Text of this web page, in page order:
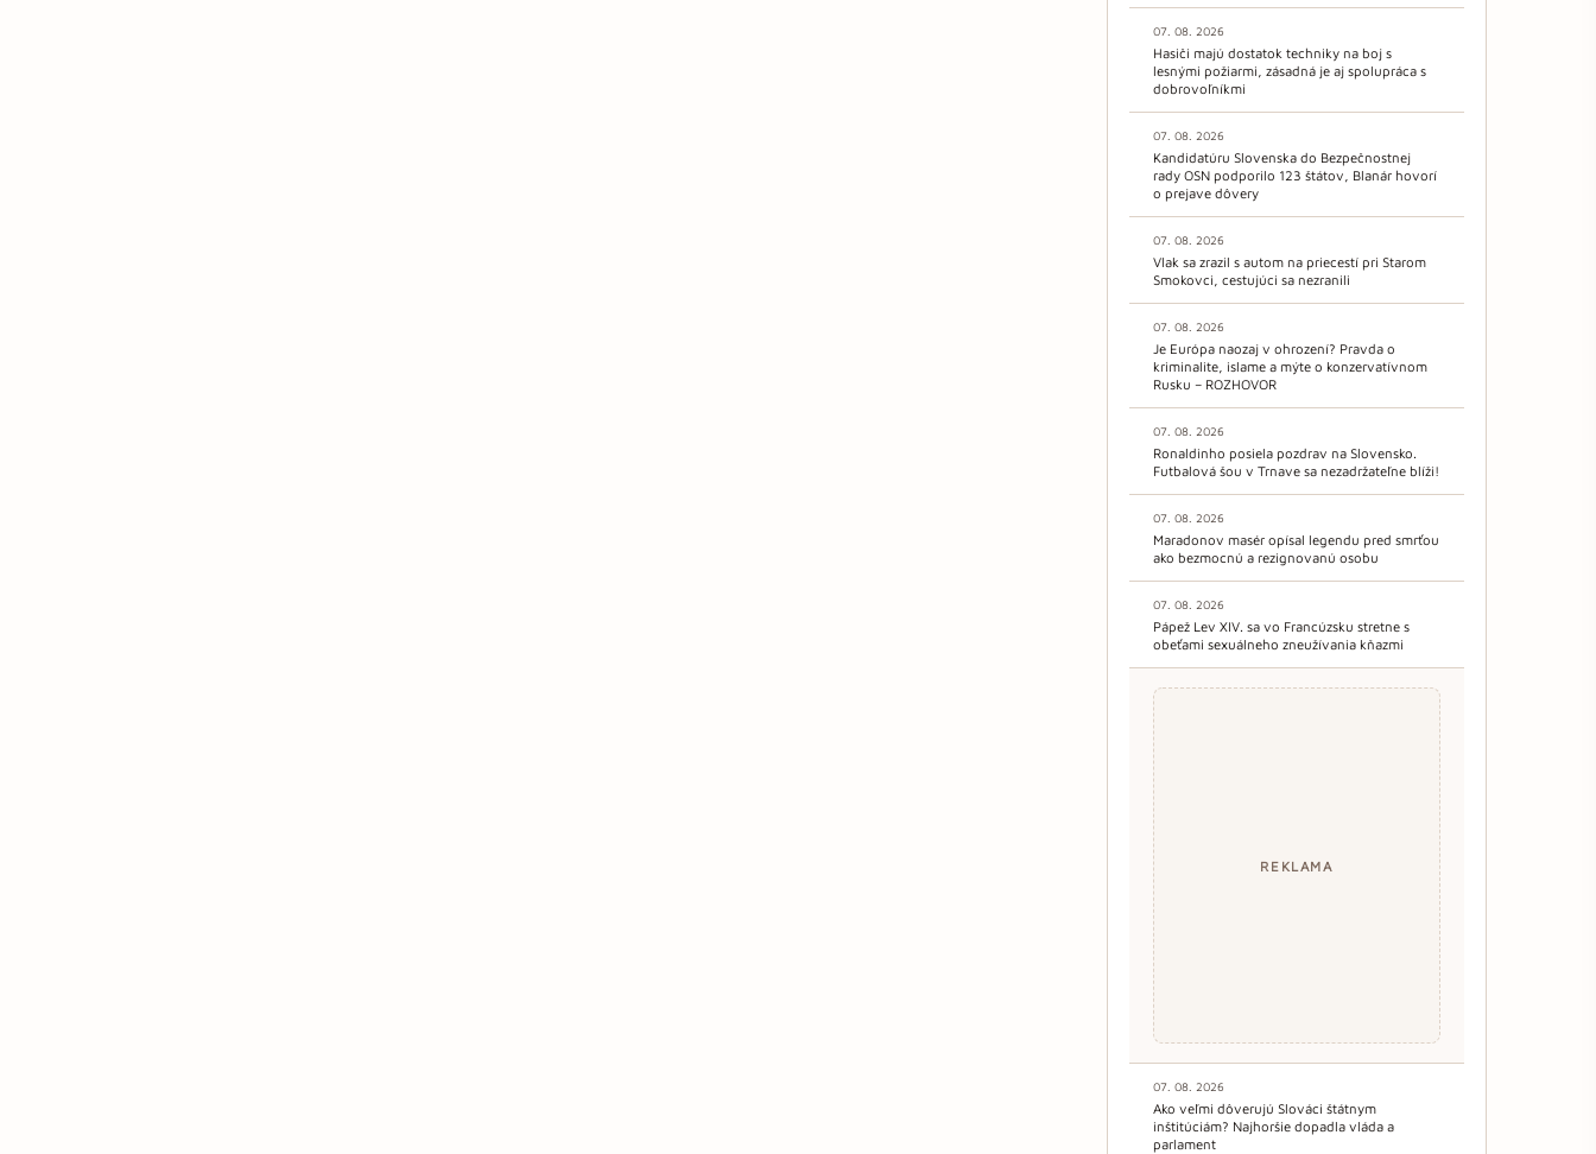
07. 08. 2026
Hasiči majú dostatok techniky na boj s
lesnými požiarmi, zásadná je aj spolupráca s
dobrovoľníkmi
07. 08. 2026
Kandidatúru Slovenska do Bezpečnostnej
rady OSN podporilo 123 štátov, Blanár hovorí
o prejave dôvery
07. 08. 2026
Vlak sa zrazil s autom na priecestí pri Starom
Smokovci, cestujúci sa nezranili
07. 08. 2026
Je Európa naozaj v ohrození? Pravda o
kriminalite, islame a mýte o konzervatívnom
Rusku – ROZHOVOR
07. 08. 2026
Ronaldinho posiela pozdrav na Slovensko.
Futbalová šou v Trnave sa nezadržateľne blíži!
07. 08. 2026
Maradonov masér opísal legendu pred smrťou
ako bezmocnú a rezignovanú osobu
07. 08. 2026
Pápež Lev XIV. sa vo Francúzsku stretne s
obeťami sexuálneho zneužívania kňazmi
REKLAMA
07. 08. 2026
Ako veľmi dôverujú Slováci štátnym
inštitúciám? Najhoršie dopadla vláda a
parlament